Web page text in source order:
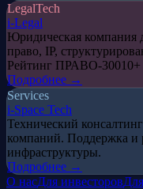
LegalTech
i-Legal
Юридическая компания
право, IP,
Рейтинг ПРАВО-30010+
Подробнее →
Services
i-Space Tech
Технический
компаний. Поддержка и
инфраструктуры.
Подробнее →
О насДля инвесторов